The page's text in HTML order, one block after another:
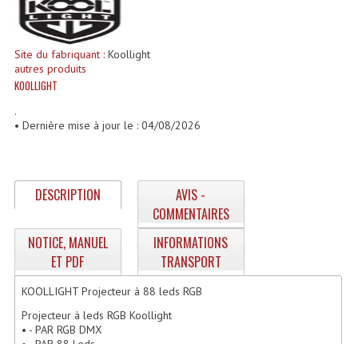
Filtres Actifs, Correcteurs
Haut Parleurs Sono
Haut-Parleurs Amplis Guitare
Moteurs Pavillons Pour Enceinte
Tweeters Pour Enceintes
Lecteurs Audio & Sources
Site du fabriquant :Koollight
autres produits
KOOLLIGHT
.
• Dernière mise à jour le : 04/08/2026
DESCRIPTION
AVIS -
COMMENTAIRES
NOTICE, MANUEL
ET PDF
INFORMATIONS
TRANSPORT
KOOLLIGHT Projecteur à 88 leds RGB
Projecteur à leds RGB Koollight
• - PAR RGB DMX